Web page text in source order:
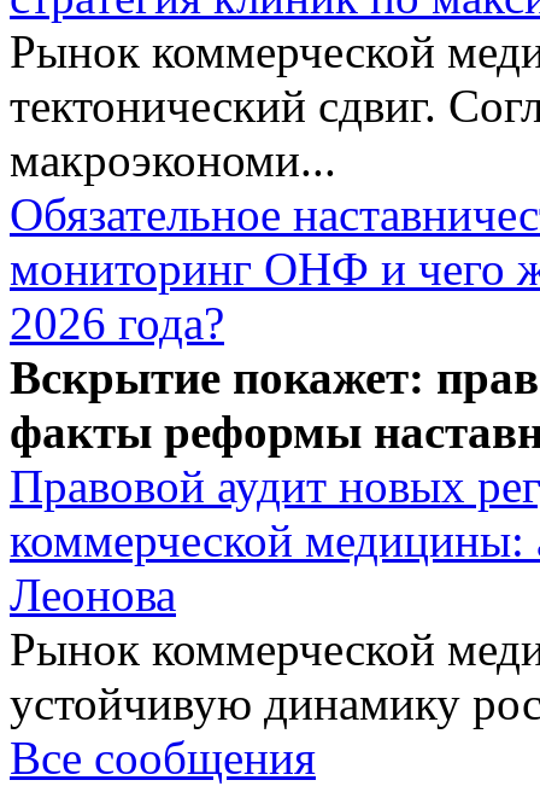
Рынок коммерческой
тектонический сдвиг.
макроэкономи...
Обязательное
мониторинг ОНФ и чего
2026 года?
Вскрытие покажет:
факты реформы
Правовой аудит новых
коммерческой медицины:
Леонова
Рынок коммерческой
устойчивую динамику
Все сообщения